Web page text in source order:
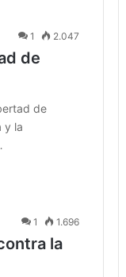
1 2.047
de
de
y la
1 1.696
la